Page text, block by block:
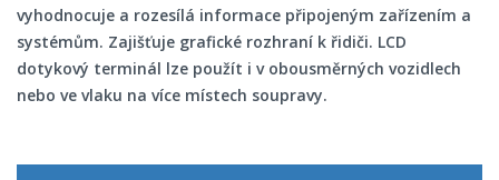
vyhodnocuje a rozesílá informace připojeným zařízením a
systémům. Zajišťuje grafické rozhraní k řidiči. LCD
dotykový terminál lze použít i v obousměrných vozidlech
nebo ve vlaku na více místech soupravy.